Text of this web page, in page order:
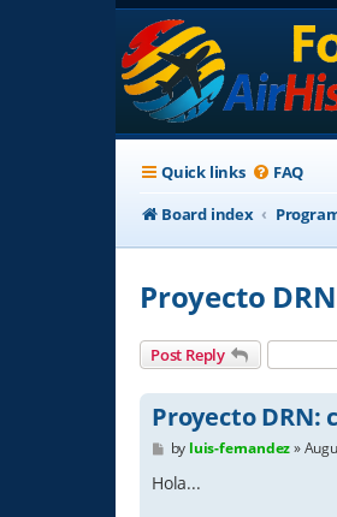
Quick links FAQ
Board index
Proyecto
Post Reply
Proyecto DRN:
P
s
by luis-fernandez»
Hola...